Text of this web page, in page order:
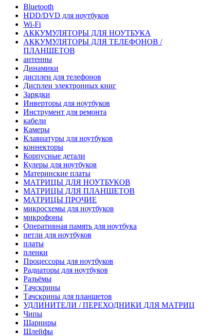
Bluetooth
HDD/DVD для ноутбуков
Wi-Fi
АККУМУЛЯТОРЫ ДЛЯ НОУТБУКА
АККУМУЛЯТОРЫ ДЛЯ ТЕЛЕФОНОВ /
ПЛАНШЕТОВ
антенны
Динамики
дисплеи для телефонов
Дисплеи электронных книг
Зарядки
Инверторы для ноутбуков
Инструмент для ремонта
кабели
Камеры
Клавиатуры для ноутбуков
коннекторы
Корпусные детали
Кулеры для ноутбуков
Материнские платы
МАТРИЦЫ ДЛЯ НОУТБУКОВ
МАТРИЦЫ ДЛЯ ПЛАНШЕТОВ
МАТРИЦЫ ПРОЧИЕ
микросхемы для ноутбуков
микрофоны
Оперативная память для ноутбука
петли для ноутбуков
платы
пленки
Процессоры для ноутбуков
Радиаторы для ноутбуков
Разъёмы
Тачскрины
Тачскрины для планшетов
УДЛИНИТЕЛИ / ПЕРЕХОДНИКИ ДЛЯ МАТРИЦ
Чипы
Шарниры
Шлейфы